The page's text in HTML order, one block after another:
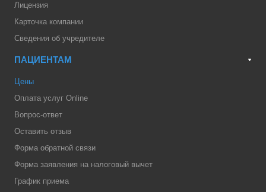
Лицензия
Карточка компании
Сведения об учредителе
ПАЦИЕНТАМ
Цены
Оплата услуг Online
Вопрос-ответ
Оставить отзыв
Форма обратной связи
Форма заявления на налоговый вычет
График приема